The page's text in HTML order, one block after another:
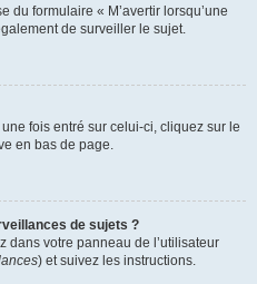
du formulaire « M’avertir lorsqu’une
de surveiller le sujet.
fois entré sur celui-ci, cliquez sur le
en bas de page.
de sujets ?
dans votre panneau de l’utilisateur
) et suivez les instructions.